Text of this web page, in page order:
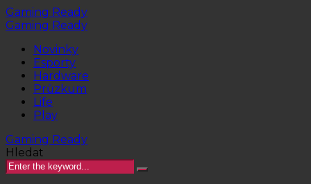
Gaming Ready
Gaming Ready
Novinky
Esporty
Hardware
Průzkum
Life
Play
Gaming Ready
Hledat